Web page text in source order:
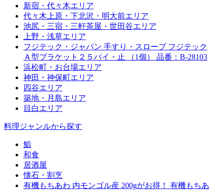
新宿・代々木エリア
代々木上原・下北沢・明大前エリア
池尻・三宿・三軒茶屋・世田谷エリア
上野・浅草エリア
フジテック・ジャパン 手すり・スロープ フジテック
Ａ型ブラケット２５パイ・止 （1個） 品番：B-28103
浜松町・お台場エリア
神田・神保町エリア
四谷エリア
築地・月島エリア
目白エリア
料理ジャンルから探す
鮨
和食
居酒屋
懐石・割烹
有機もちあわ 内モンゴル産 200gがお得！ 有機もちあ